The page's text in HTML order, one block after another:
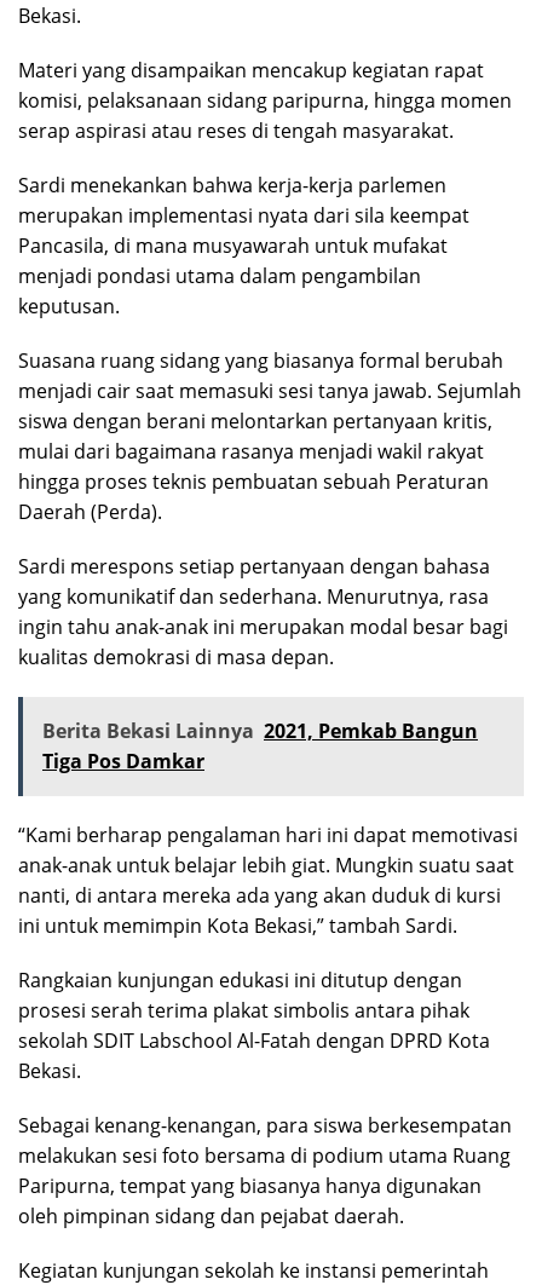
Bekasi.
Materi yang disampaikan mencakup kegiatan rapat
komisi, pelaksanaan sidang paripurna, hingga momen
serap aspirasi atau reses di tengah masyarakat.
Sardi menekankan bahwa kerja-kerja parlemen
merupakan implementasi nyata dari sila keempat
Pancasila, di mana musyawarah untuk mufakat
menjadi pondasi utama dalam pengambilan
keputusan.
Suasana ruang sidang yang biasanya formal berubah
menjadi cair saat memasuki sesi tanya jawab. Sejumlah
siswa dengan berani melontarkan pertanyaan kritis,
mulai dari bagaimana rasanya menjadi wakil rakyat
hingga proses teknis pembuatan sebuah Peraturan
Daerah (Perda).
Sardi merespons setiap pertanyaan dengan bahasa
yang komunikatif dan sederhana. Menurutnya, rasa
ingin tahu anak-anak ini merupakan modal besar bagi
kualitas demokrasi di masa depan.
Berita Bekasi Lainnya 2021, Pemkab Bangun
Tiga Pos Damkar
“Kami berharap pengalaman hari ini dapat memotivasi
anak-anak untuk belajar lebih giat. Mungkin suatu saat
nanti, di antara mereka ada yang akan duduk di kursi
ini untuk memimpin Kota Bekasi,” tambah Sardi.
Rangkaian kunjungan edukasi ini ditutup dengan
prosesi serah terima plakat simbolis antara pihak
sekolah SDIT Labschool Al-Fatah dengan DPRD Kota
Bekasi.
Sebagai kenang-kenangan, para siswa berkesempatan
melakukan sesi foto bersama di podium utama Ruang
Paripurna, tempat yang biasanya hanya digunakan
oleh pimpinan sidang dan pejabat daerah.
Kegiatan kunjungan sekolah ke instansi pemerintah